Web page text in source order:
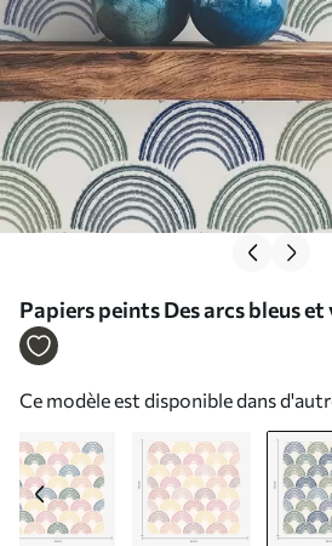
Papiers peints Des arcs bleus
motif répétitif Nr. a01164v2
Ce modèle est disponible dans